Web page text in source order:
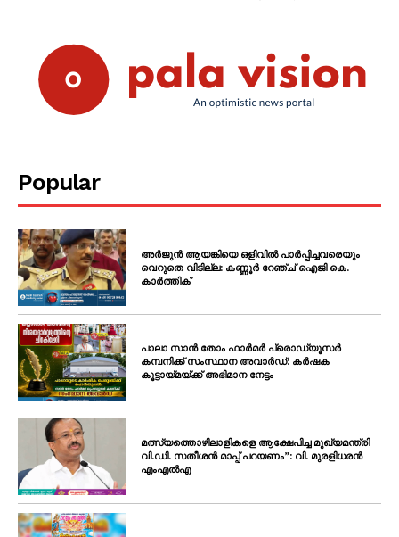
Popular
അർജുൻ ആയങ്കിയെ ഒളിവിൽ പാർപ്പിച്ചവരെയും
വെറുതെ വിടില്ല: കണ്ണൂർ റേഞ്ച് ഐജി കെ.
കാർത്തിക്
പാലാ സാൻ തോം ഫാർമർ പ്രൊഡ്യൂസർ
കമ്പനിക്ക് സംസ്ഥാന അവാർഡ്: കർഷക
കൂട്ടായ്മയ്ക്ക് അഭിമാന നേട്ടം
മത്സ്യത്തൊഴിലാളികളെ ആക്ഷേപിച്ച മുഖ്യമന്ത്രി
വി.ഡി. സതീശൻ മാപ്പ് പറയണം”: വി. മുരളിധരൻ
എംഎൽഎ